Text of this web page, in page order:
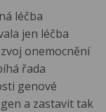
léčba
jen léčba
onemocnění
řada
genové
a zastavit tak